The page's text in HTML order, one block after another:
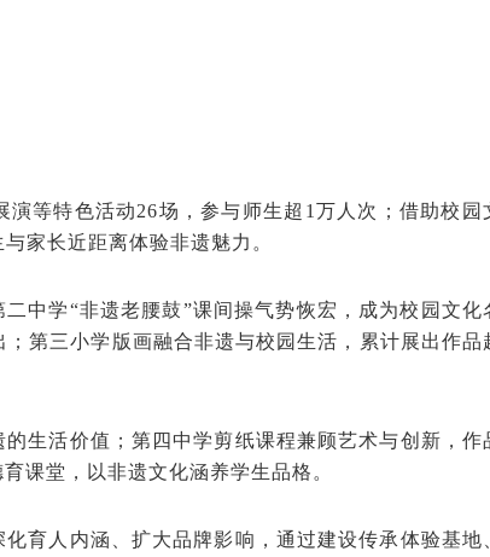
等特色活动26场，参与师生超1万人次；借助校园
家长近距离体验非遗魅力。
中学“非遗老腰鼓”课间操气势恢宏，成为校园文化
第三小学版画融合非遗与校园生活，累计展出作品
生活价值；第四中学剪纸课程兼顾艺术与创新，作
课堂，以非遗文化涵养学生品格。
育人内涵、扩大品牌影响，通过建设传承体验基地